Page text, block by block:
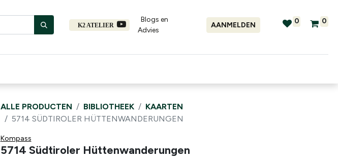
K2 ATELIER
Blogs en
Advies​
AANMELDEN 0 0
ALLE PRODUCTEN BIBLIOTHEEK
KAARTEN
5714 SÜDTIROLER HÜTTENWANDERUNGEN
Kompass
5714 Südtiroler Hüttenwanderungen